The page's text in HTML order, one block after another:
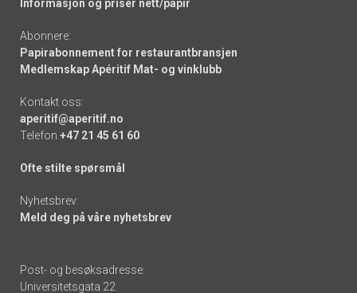
Informasjon og priser nett/papir
Abonnere:
Papirabonnement for restaurantbransjen
Medlemskap Apéritif Mat- og vinklubb
Kontakt oss:
aperitif@aperitif.no
Telefon +47 21 45 61 60
Ofte stilte spørsmål
Nyhetsbrev:
Meld deg på våre nyhetsbrev
Post- og besøksadresse:
Universitetsgata 22